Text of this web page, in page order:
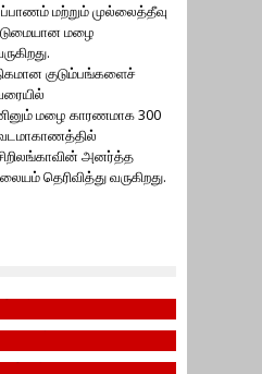
மற்றும் முல்லைத்தீவு
மழை
குடும்பங்களைச்
மழை காரணமாக 300
வடமாகாணத்தில்
அனர்த்த
தெரிவித்து வருகிறது.
அழிப்பு நாள்
மாவீரர் நாள்
25, 2022
திருத்தத்தை
16, 2022
மாவீரர் நாள்